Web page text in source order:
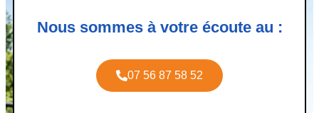
Nous sommes à votre écoute au :
07 56 87 58 52